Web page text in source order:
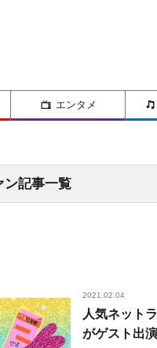
エンタメ
ン記事一覧
2021.02.04
人気ネット
がゲスト出演